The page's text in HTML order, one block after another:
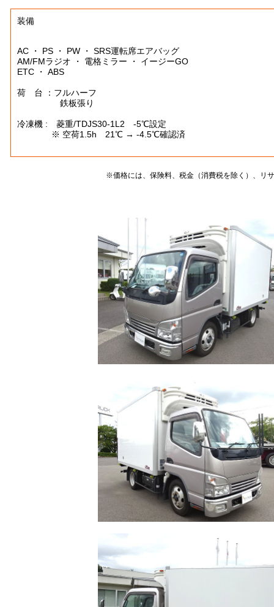
装備
AC ・ PS ・ PW ・ SRS運転席エアバッグ
AM/FMラジオ ・ 電格ミラー ・ イージーGO
ETC ・ ABS
荷 台 ：フルハーフ
鉄板張り
冷凍機 : 菱重/TDJS30-1L2 -5℃設定
※ 空荷1.5h 21℃ → -4.5℃確認済
※価格には、保険料、税金（消費税を除く）、リ